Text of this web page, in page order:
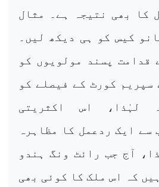
کا بھی نتیجہ ہے۔ مثال
کیس کو ہی دیکھ لیں۔
قدامت پسند مولویوں کو
سپریم کورٹ کے فیصلے کو
لہٰذا، اس اکثریتی
سے ایک ردعمل کا مظاہرہ
آج جب رائٹ ونگ ہندو
کہ اس ملک کا کوئی بھی